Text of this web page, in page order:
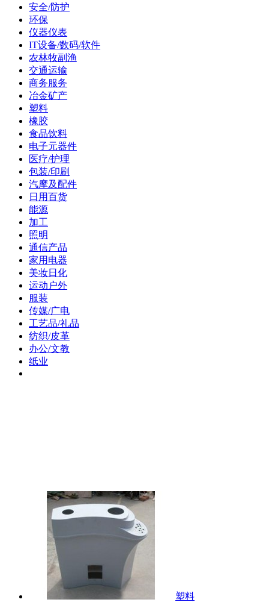
安全/防护
环保
仪器仪表
IT设备/数码/软件
农林牧副渔
交通运输
商务服务
冶金矿产
塑料
橡胶
食品饮料
电子元器件
医疗/护理
包装/印刷
汽摩及配件
日用百货
能源
加工
照明
通信产品
家用电器
美妆日化
运动户外
服装
传媒/广电
工艺品/礼品
纺织/皮革
办公/文教
纸业
塑料